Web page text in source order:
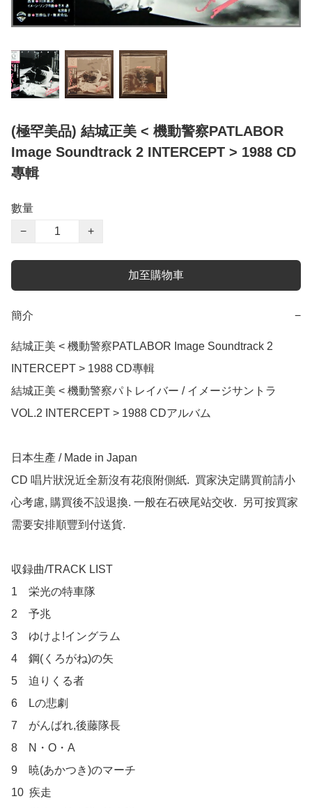
(極罕美品) 結城正美 < 機動警察PATLABOR
Image Soundtrack 2 INTERCEPT > 1988 CD
專輯
數量
−
+
加至購物車
簡介 −
結城正美 < 機動警察PATLABOR Image Soundtrack 2
INTERCEPT > 1988 CD專輯
結城正美 < 機動警察パトレイバー / イメージサントラ
VOL.2 INTERCEPT > 1988 CDアルバム
日本生產 / Made in Japan
CD 唱片狀況近全新沒有花痕附側紙.  買家決定購買前請小
心考慮, 購買後不設退換. 一般在石硤尾站交收.  另可按買家
需要安排順豐到付送貨.
収録曲/TRACK LIST
1　栄光の特車隊
2　予兆
3　ゆけよ!イングラム
4　鋼(くろがね)の矢
5　迫りくる者
6　Lの悲劇
7　がんばれ,後藤隊長
8　N・O・A
9　暁(あかつき)のマーチ
10  疾走